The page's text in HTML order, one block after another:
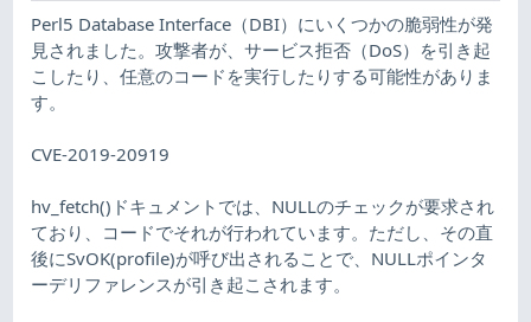
Perl5 Database Interface（DBI）にいくつかの脆弱性が発
見されました。攻撃者が、サービス拒否（DoS）を引き起
こしたり、任意のコードを実行したりする可能性がありま
す。
CVE-2019-20919
hv_fetch()ドキュメントでは、NULLのチェックが要求され
ており、コードでそれが行われています。ただし、その直
後にSvOK(profile)が呼び出されることで、NULLポインタ
ーデリファレンスが引き起こされます。